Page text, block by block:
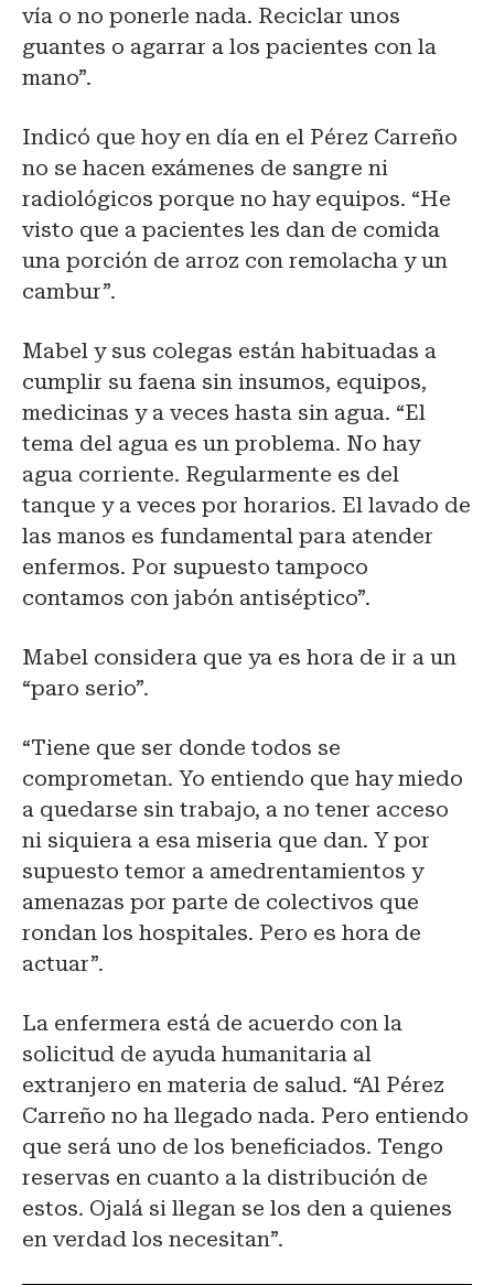
vía o no ponerle nada. Reciclar unos
guantes o agarrar a los pacientes con la
mano”.
Indicó que hoy en día en el Pérez Carreño
no se hacen exámenes de sangre ni
radiológicos porque no hay equipos. “He
visto que a pacientes les dan de comida
una porción de arroz con remolacha y un
cambur”.
Mabel y sus colegas están habituadas a
cumplir su faena sin insumos, equipos,
medicinas y a veces hasta sin agua. “El
tema del agua es un problema. No hay
agua corriente. Regularmente es del
tanque y a veces por horarios. El lavado de
las manos es fundamental para atender
enfermos. Por supuesto tampoco
contamos con jabón antiséptico”.
Mabel considera que ya es hora de ir a un
“paro serio”.
“Tiene que ser donde todos se
comprometan. Yo entiendo que hay miedo
a quedarse sin trabajo, a no tener acceso
ni siquiera a esa miseria que dan. Y por
supuesto temor a amedrentamientos y
amenazas por parte de colectivos que
rondan los hospitales. Pero es hora de
actuar”.
La enfermera está de acuerdo con la
solicitud de ayuda humanitaria al
extranjero en materia de salud. “Al Pérez
Carreño no ha llegado nada. Pero entiendo
que será uno de los beneficiados. Tengo
reservas en cuanto a la distribución de
estos. Ojalá si llegan se los den a quienes
en verdad los necesitan”.